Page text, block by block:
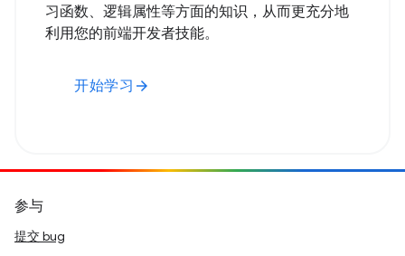
习函数、逻辑属性等方面的知识，从而更充分地
利用您的前端开发者技能。
开始学习 arrow_forward
参与
提交 bug